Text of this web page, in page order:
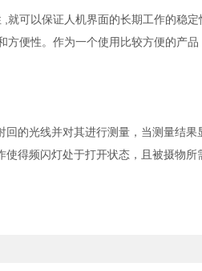
可以保证人机界面的长期工作的稳定
便性。作为一个使用比较方便的产
的光线并对其进行测量，当测量结果
得频闪灯处于打开状态，且被摄物